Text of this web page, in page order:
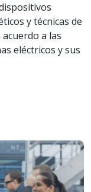
y técnicas de
a las
eléctricos y sus